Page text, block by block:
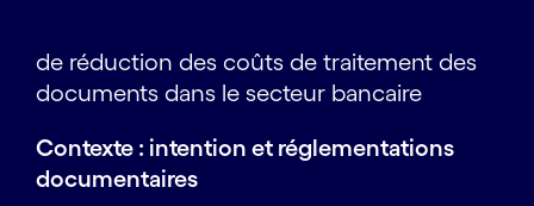
de réduction des coûts de traitement des
documents dans le secteur bancaire
Contexte : intention et réglementations
documentaires